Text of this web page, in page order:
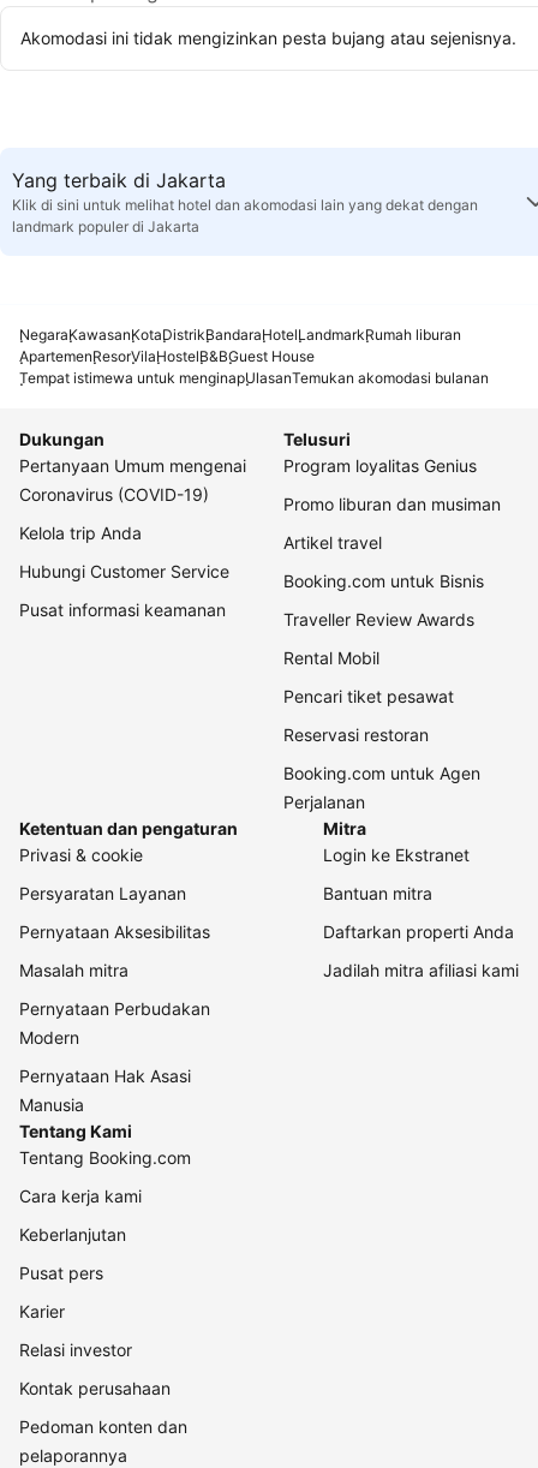
Akomodasi ini tidak mengizinkan pesta bujang atau sejenisnya.
Yang terbaik di Jakarta
Klik di sini untuk melihat hotel dan akomodasi lain yang dekat dengan
landmark populer di Jakarta
NegaraKawasanKotaDistrikBandaraHotelLandmarkRumah liburan
ApartemenResorVilaHostelB&BGuest House
Tempat istimewa untuk menginapUlasanTemukan akomodasi bulanan
Dukungan
Pertanyaan Umum mengenai
Coronavirus (COVID-19)
Kelola trip Anda
Hubungi Customer Service
Pusat informasi keamanan
Telusuri
Program loyalitas Genius
Promo liburan dan musiman
Artikel travel
Booking.com untuk Bisnis
Traveller Review Awards
Rental Mobil
Pencari tiket pesawat
Reservasi restoran
Booking.com untuk Agen
Perjalanan
Ketentuan dan pengaturan
Privasi & cookie
Persyaratan Layanan
Pernyataan Aksesibilitas
Masalah mitra
Pernyataan Perbudakan
Modern
Pernyataan Hak Asasi
Manusia
Mitra
Login ke Ekstranet
Bantuan mitra
Daftarkan properti Anda
Jadilah mitra afiliasi kami
Tentang Kami
Tentang Booking.com
Cara kerja kami
Keberlanjutan
Pusat pers
Karier
Relasi investor
Kontak perusahaan
Pedoman konten dan
pelaporannya